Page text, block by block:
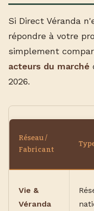
Si Direct Véranda
répondre à votre
simplement
acteurs du marché
2026.
Réseau /
Fabricant
Vie &
Véranda